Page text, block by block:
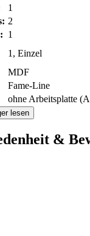
1
2
1
1, Einzel
MDF
Fame-Line
ohne Arbeitsplatte
lesen
&